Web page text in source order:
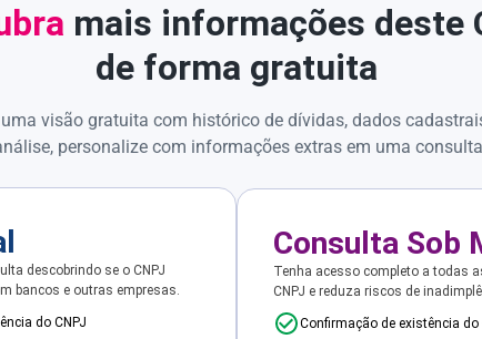
mais informações deste
de forma gratuita
uma visão gratuita com histórico de dívidas, dados
personalize com informações extras em uma
descobrindo se o CNPJ
bancos e outras empresas.
do CNPJ
Consulta Sob
Tenha acesso completo a todas
CNPJ e reduza riscos de
Confirmação de existência do